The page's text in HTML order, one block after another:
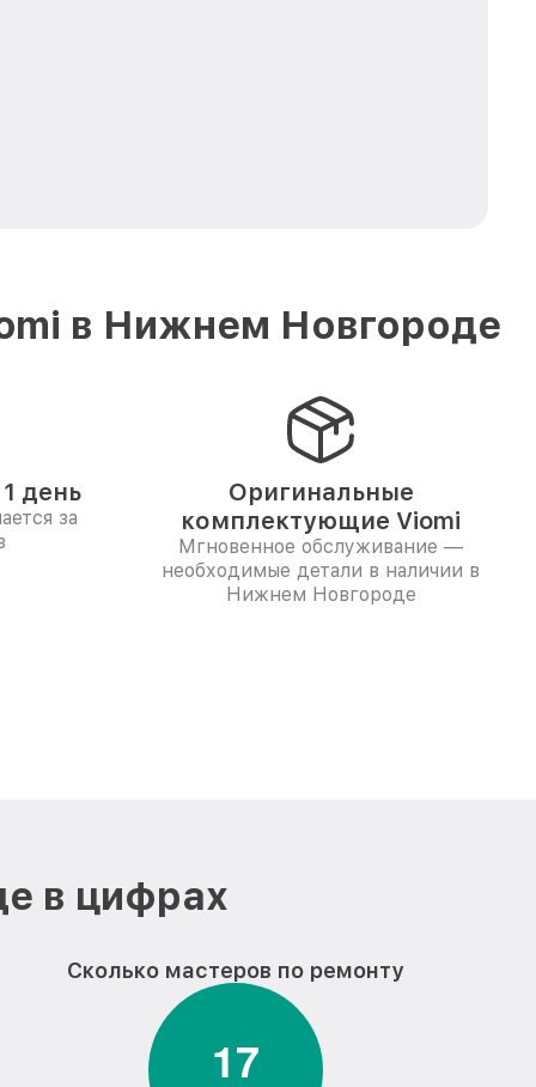
в Нижнем Новгороде
день
за
Оригинальные
комплектующие Viomi
Мгновенное обслуживание —
необходимые детали в наличии в
Нижнем Новгороде
в цифрах
Сколько мастеров по ремонту
17